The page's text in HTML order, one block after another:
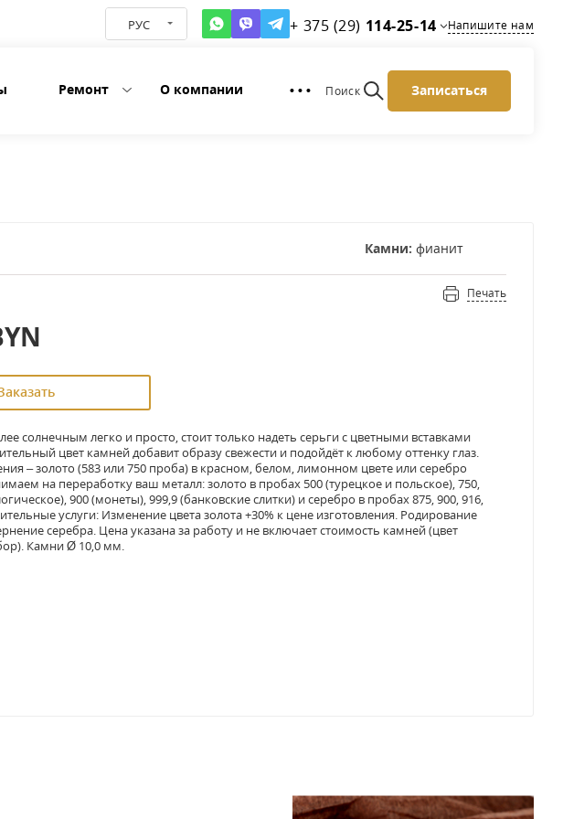
РУС + 375 (29) 114-25-14 Напишите нам
Ремонт О компании • • • Поиск Записаться
Камни: фианит
Печать
солнечным легко и просто, стоит только надеть серьги с цветными вставками
цвет камней добавит образу свежести и подойдёт к любому оттенку глаз.
– золото (583 или 750 проба) в красном, белом, лимонном цвете или серебро
на переработку ваш металл: золото в пробах 500 (турецкое и польское), 750,
900 (монеты), 999,9 (банковские слитки) и серебро в пробах 875, 900, 916,
услуги: Изменение цвета золота +30% к цене изготовления. Родирование
серебра. Цена указана за работу и не включает стоимость камней (цвет
Камни Ø 10,0 мм.